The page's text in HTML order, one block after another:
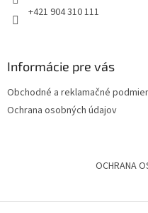
+421 904 310 111
Informácie pre vás
Obchodné a reklamačné
Ochrana osobných údajov
OCHRANA